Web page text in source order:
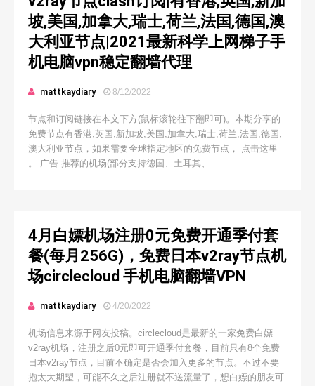
坡,美国,加拿大,瑞士,荷兰,法国,德国,澳
大利亚节点|2021最新科学上网梯子手
机电脑vpn稳定翻墙代理
mattkaydiary 8/12/2022
节点和订阅链接在本文下方(鼠标滚轮往下翻即可)。本期分享的
免费节点有香港,英国,新加坡,美国,加拿大,瑞士,荷兰,法国,德国,
澳大利亚节点，如果需要全球指定地区的免费节点， 点击这里
。 广告 推荐的机场(部分支持德国、土耳其、...
4月白嫖机场注册0元免费开通季付套
餐(每月256G)，免费日本v2ray节点机
场circlecloud 手机电脑翻墙VPN
mattkaydiary 4/20/2022
机场信息来源于网友投稿。circlecloud是最新的一家免费白嫖
v2ray机场，注册之后0元即可开通季付套餐，目前只有8个免费
日本v2ray节点，目前不确定是否会加入更多的节点。不过不要
抱太大期望，可能不久之后注册就不送流量了，想白嫖的朋友可